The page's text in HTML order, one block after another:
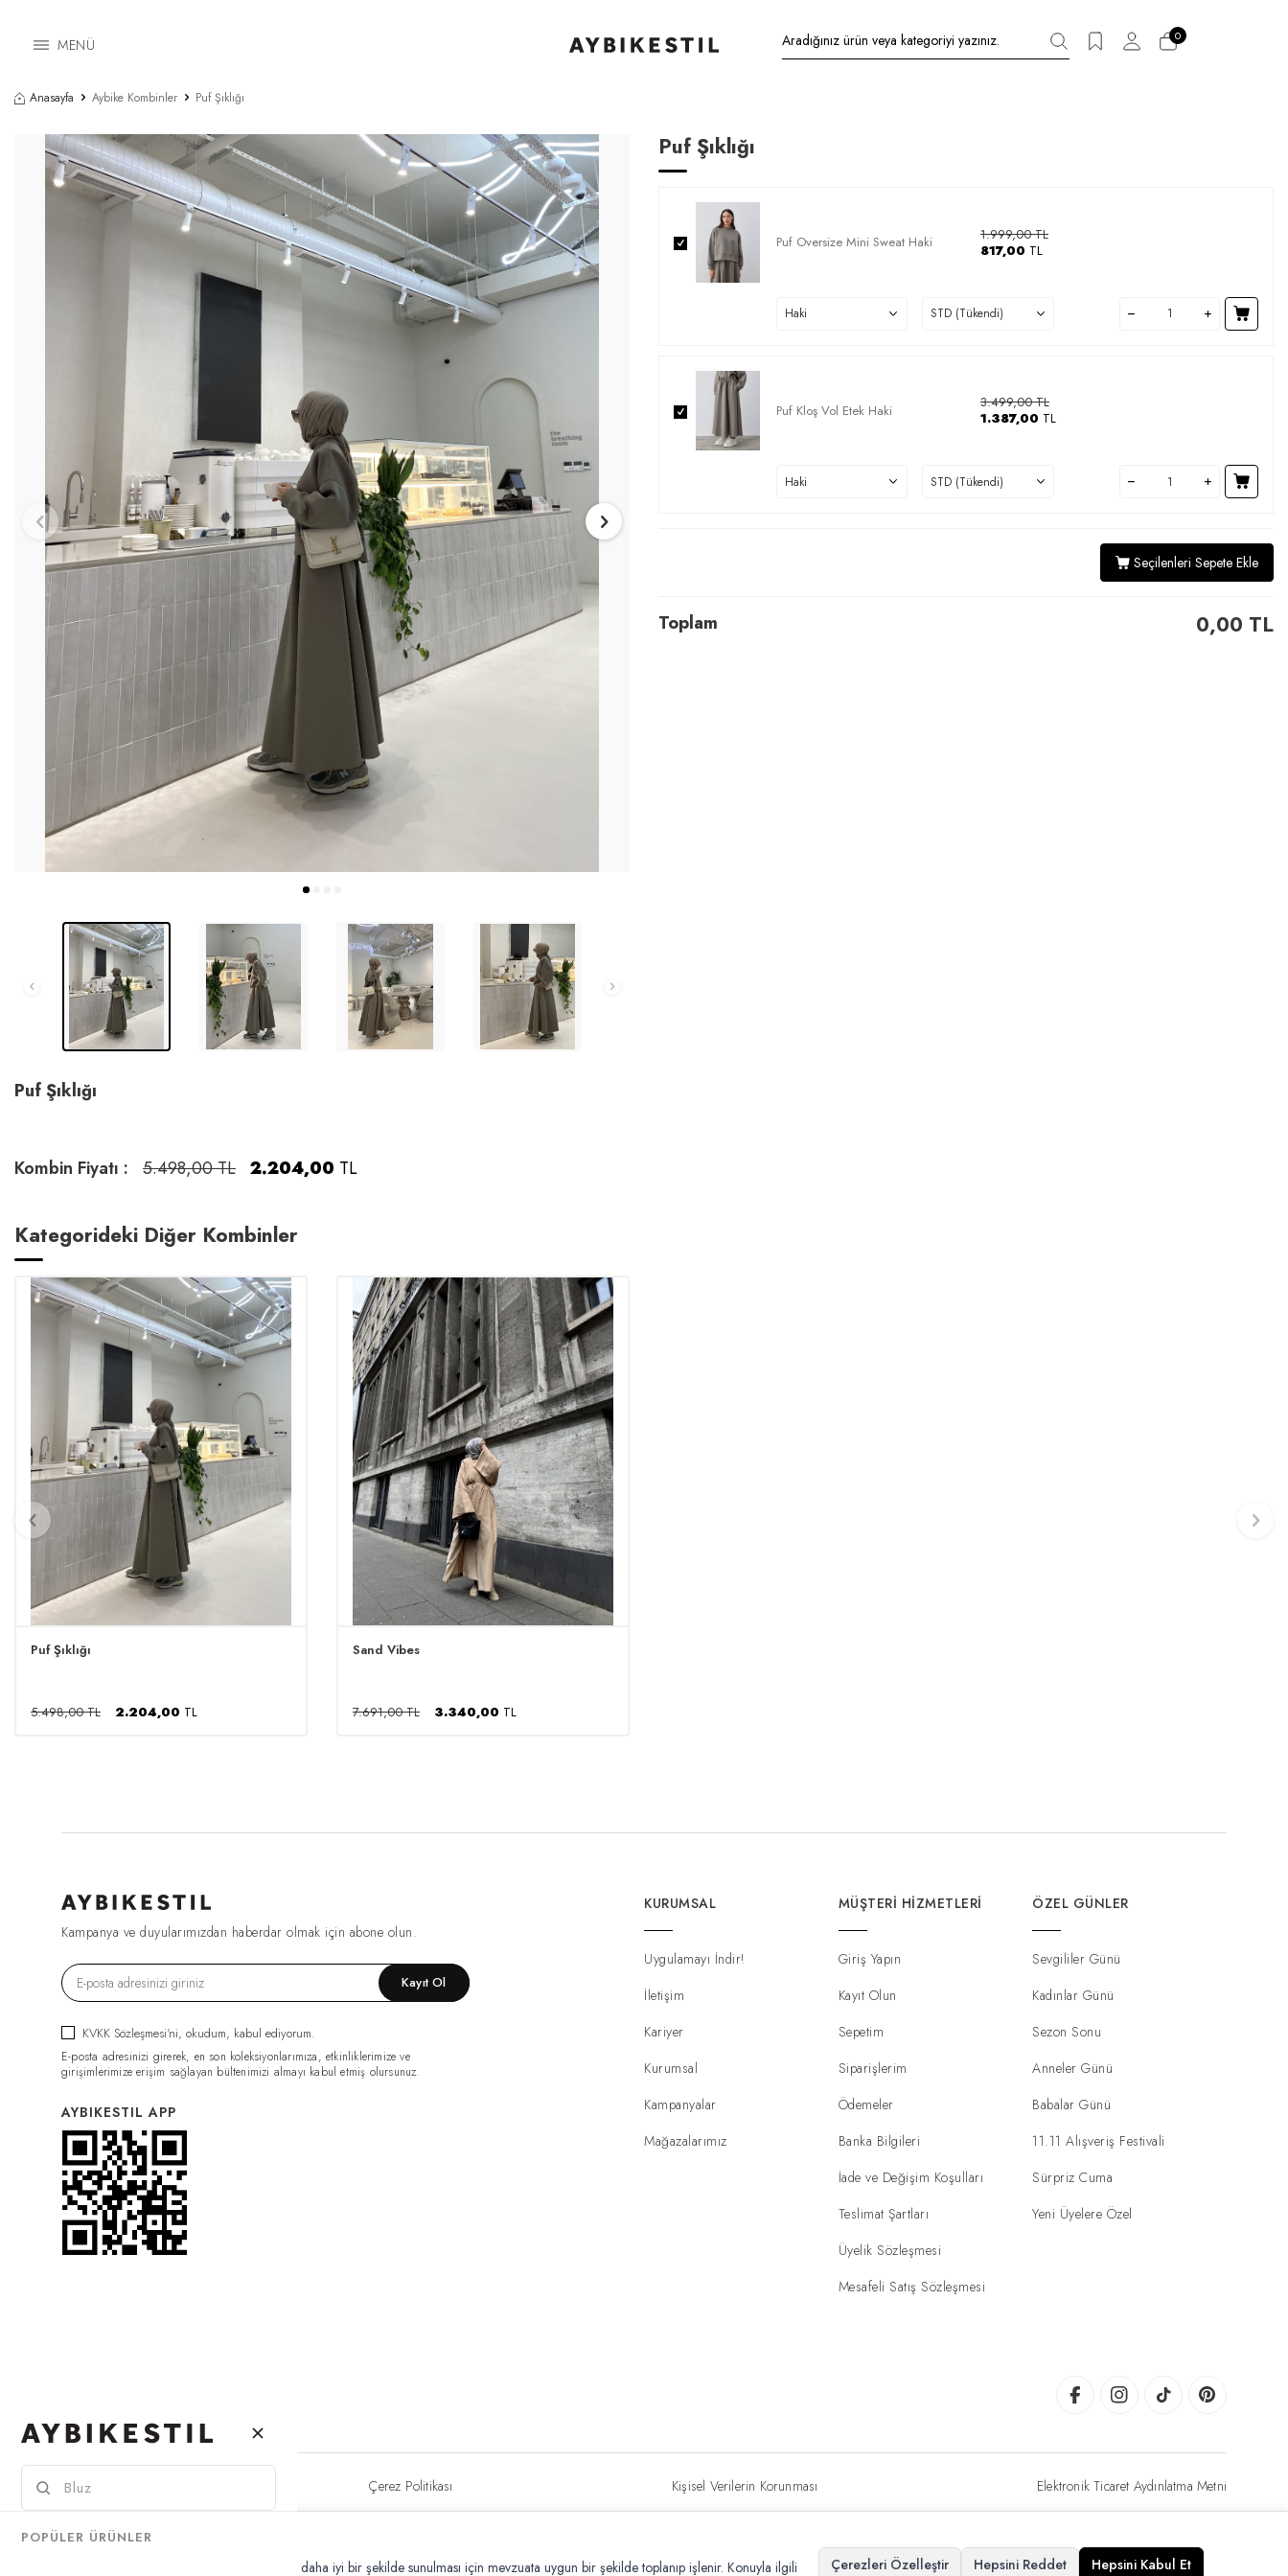
MENÜ 0
Anasayfa Aybike Kombinler Puf Şıklığı
Puf Şıklığı
Kombin Fiyatı : 5.498,00 TL 2.204,00 TL
Puf Şıklığı
Puf Oversize Mini Sweat Haki 1.999,00TL
817,00 TL
Puf Kloş Vol Etek Haki 3.499,00TL
1.387,00 TL
Seçilenleri Sepete Ekle
Toplam 0,00 TL
Kategorideki Diğer Kombinler
Puf Şıklığı
5.498,00 TL 2.204,00 TL
Sand Vibes
7.691,00 TL 3.340,00 TL
Kampanya ve duyularımızdan haberdar olmak için abone olun.
Kayıt Ol
KVKK Sözleşmesi'ni, okudum, kabul ediyorum.
E-posta adresinizi girerek, en son koleksiyonlarımıza, etkinliklerimize ve
girişimlerimize erişim sağlayan bültenimizi almayı kabul etmiş olursunuz.
AYBIKESTIL APP
KURUMSAL
Uygulamayı İndir!
İletişim
Kariyer
Kurumsal
Kampanyalar
Mağazalarımız
MÜŞTERI HIZMETLERI
Giriş Yapın
Kayıt Olun
Sepetim
Siparişlerim
Ödemeler
Banka Bilgileri
İade ve Değişim Koşulları
Teslimat Şartları
Üyelik Sözleşmesi
Mesafeli Satış Sözleşmesi
ÖZEL GÜNLER
Sevgililer Günü
Kadınlar Günü
Sezon Sonu
Anneler Günü
Babalar Günü
11.11 Alışveriş Festivali
Sürpriz Cuma
Yeni Üyelere Özel
Gizlilik Politikası Çerez Politikası Kişisel Verilerin Korunması Elektronik Ticaret Aydınlatma Metni
© 2025 Aybikestil - Tüm hakları saklıdır.
Çerez Kullanımı
Kişisel verileriniz, hizmetlerimizin daha iyi bir şekilde sunulması için mevzuata uygun bir şekilde toplanıp işlenir. Konuyla ilgili
Çerezleri Özelleştir Hepsini Reddet Hepsini Kabul Et
POPÜLER ÜRÜNLER